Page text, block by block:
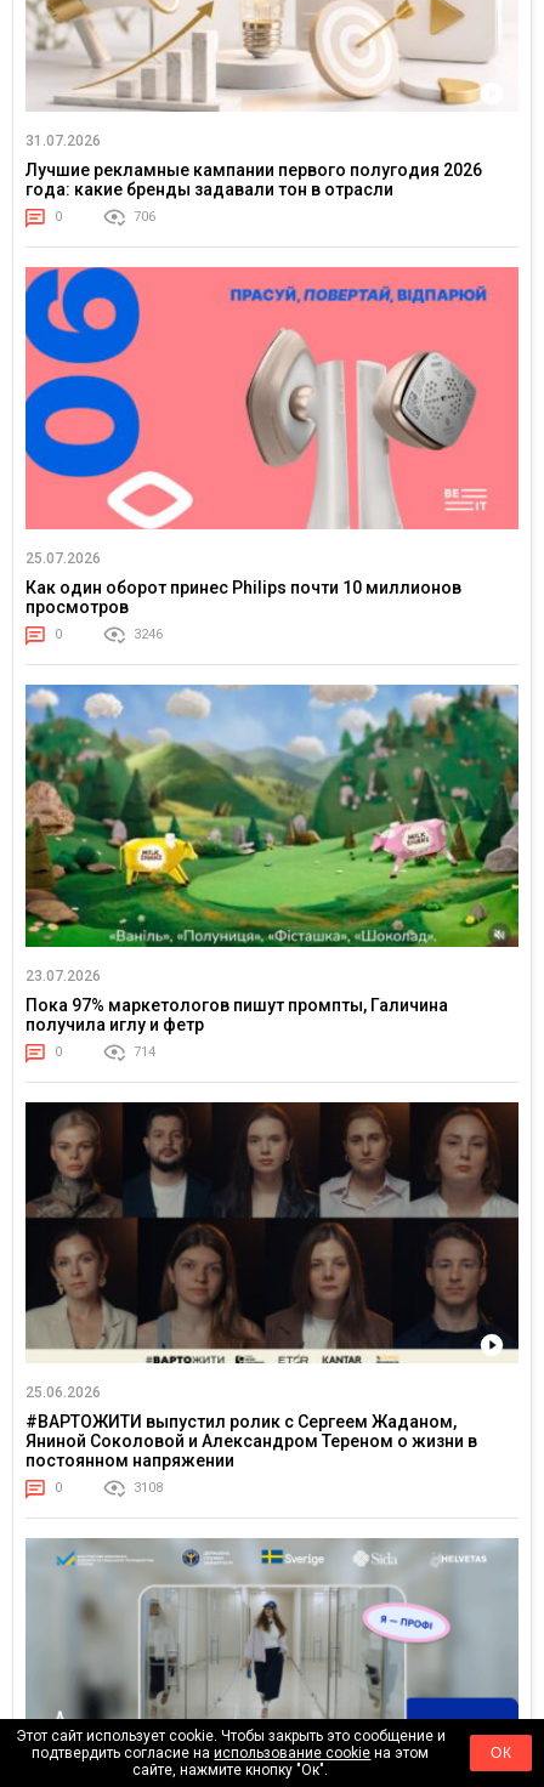
31.07.2026
Лучшие рекламные кампании первого полугодия 2026
года: какие бренды задавали тон в отрасли
0 706
25.07.2026
Как один оборот принес Philips почти 10 миллионов
просмотров
0 3246
23.07.2026
Пока 97% маркетологов пишут промпты, Галичина
получила иглу и фетр
0 714
25.06.2026
#ВАРТОЖИТИ выпустил ролик с Сергеем Жаданом,
Яниной Соколовой и Александром Тереном о жизни в
постоянном напряжении
0 3108
Этот сайт использует cookie. Чтобы закрыть это сообщение и
подтвердить согласие наиспользование cookie на этом
сайте, нажмите кнопку "Ок".
ОК